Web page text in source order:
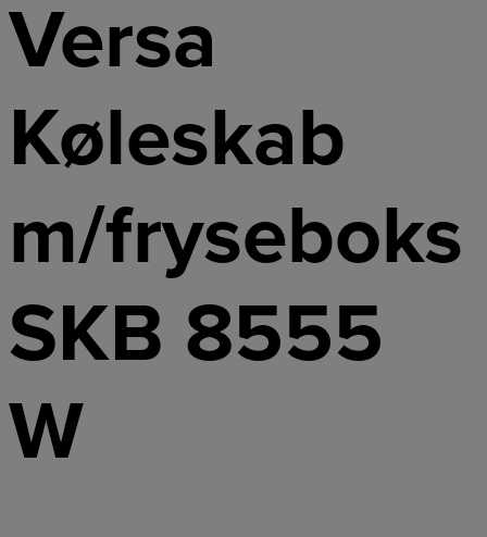
Versa
Køleskab
m/fryseboks
SKB 8555
W